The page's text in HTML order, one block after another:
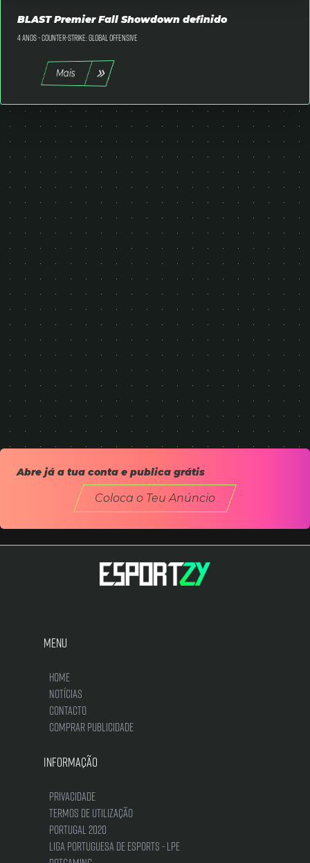
BLAST Premier Fall Showdown definido
4 anos -Counter-Strike: Global Offensive
Mais
Abre já a tua conta e publica grátis
Coloca o Teu Anúncio
Menu
Home
Notícias
Contacto
Comprar Publicidade
Informação
Privacidade
Termos de Utilização
Portugal 2020
Liga Portuguesa de Esports - LPE